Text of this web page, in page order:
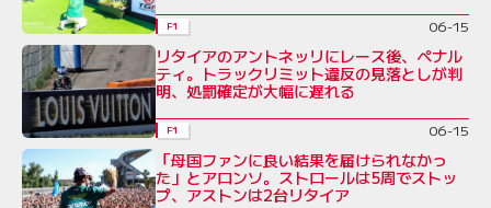
F1 06-15
リタイアのアントネッリにレース後、ペナル
ティ。トラックリミット違反の見落としが判
明、処罰確定が大幅に遅れる
F1 06-15
「母国ファンに良い結果を届けられなかっ
た」とアロンソ。ストロールは5周でストッ
プ、アストンは2台リタイア